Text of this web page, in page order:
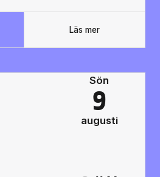
Läs mer
Sön
9
augusti